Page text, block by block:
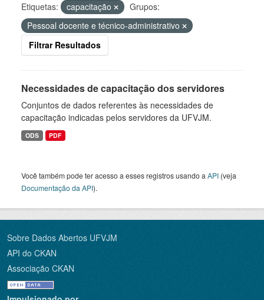
Etiquetas: capacitação
Grupos:
Pessoal docente e técnico-administrativo
Filtrar Resultados
Necessidades de capacitação dos servidores
Conjuntos de dados referentes às necessidades de
capacitação indicadas pelos servidores da UFVJM.
ODS PDF
Você também pode ter acesso a esses registros usando a API (veja
Documentação da API).
Sobre Dados Abertos UFVJM
API do CKAN
Associação CKAN